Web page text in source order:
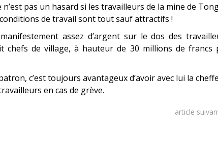
pas un hasard si les travailleurs de la mine de
de travail sont tout sauf attractifs !
assez d’argent sur le dos des
chefs de village, à hauteur de 30 millions de francs
c’est toujours avantageux d’avoir avec lui la
en cas de grève.
article